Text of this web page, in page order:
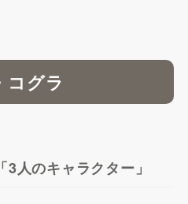
コグラ
人のキャラクター」